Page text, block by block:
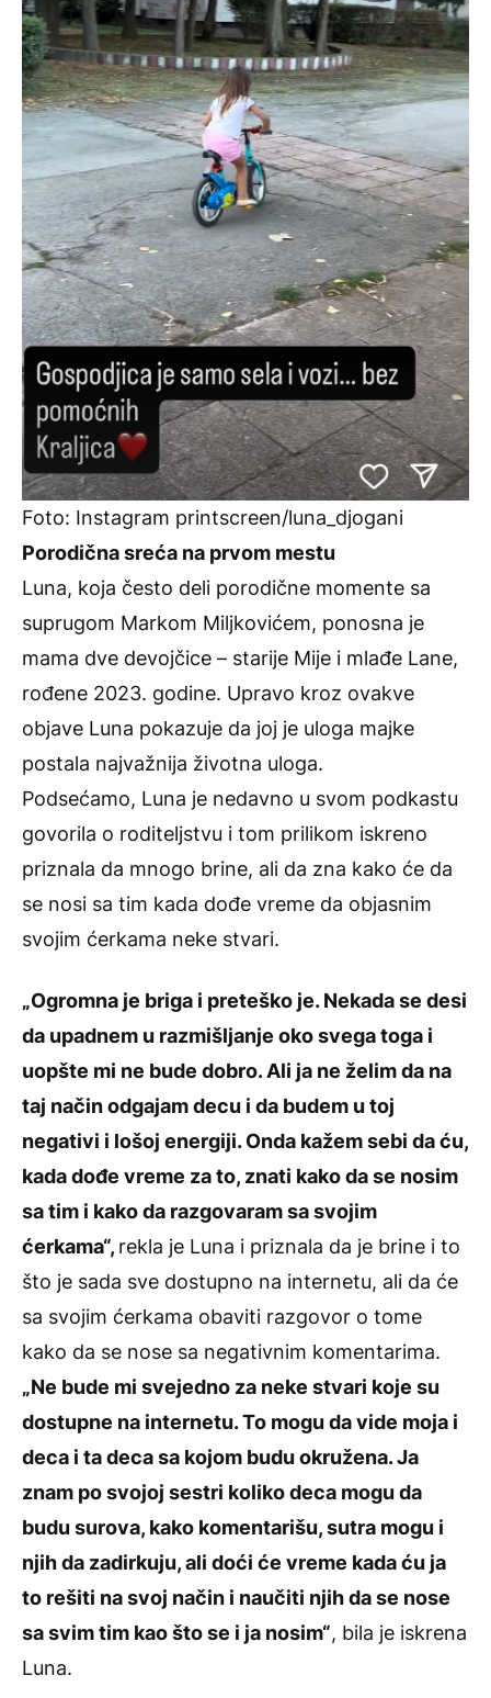
Foto: Instagram printscreen/luna_djogani
Porodična sreća na prvom mestu
Luna, koja često deli porodične momente sa
suprugom Markom Miljkovićem, ponosna je
mama dve devojčice – starije Mije i mlađe Lane,
rođene 2023. godine. Upravo kroz ovakve
objave Luna pokazuje da joj je uloga majke
postala najvažnija životna uloga.
Podsećamo, Luna je nedavno u svom podkastu
govorila o roditeljstvu i tom prilikom iskreno
priznala da mnogo brine, ali da zna kako će da
se nosi sa tim kada dođe vreme da objasnim
svojim ćerkama neke stvari.
„Ogromna je briga i preteško je. Nekada se desi
da upadnem u razmišljanje oko svega toga i
uopšte mi ne bude dobro. Ali ja ne želim da na
taj način odgajam decu i da budem u toj
negativi i lošoj energiji. Onda kažem sebi da ću,
kada dođe vreme za to, znati kako da se nosim
sa tim i kako da razgovaram sa svojim
ćerkama“, rekla je Luna i priznala da je brine i to
što je sada sve dostupno na internetu, ali da će
sa svojim ćerkama obaviti razgovor o tome
kako da se nose sa negativnim komentarima.
„Ne bude mi svejedno za neke stvari koje su
dostupne na internetu. To mogu da vide moja i
deca i ta deca sa kojom budu okružena. Ja
znam po svojoj sestri koliko deca mogu da
budu surova, kako komentarišu, sutra mogu i
njih da zadirkuju, ali doći će vreme kada ću ja
to rešiti na svoj način i naučiti njih da se nose
sa svim tim kao što se i ja nosim“, bila je iskrena
Luna.